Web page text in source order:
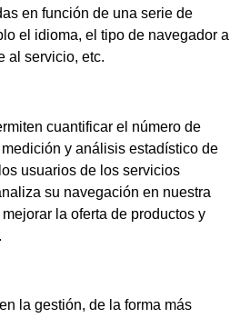
en función de una serie de
el idioma, el tipo de navegador a
al servicio, etc.
cuantificar el número de
y análisis estadístico de
usuarios de los servicios
su navegación en nuestra
la oferta de productos y
la gestión, de la forma más